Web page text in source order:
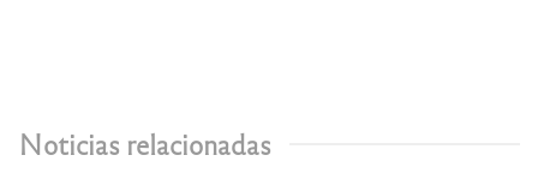
Noticias relacionadas